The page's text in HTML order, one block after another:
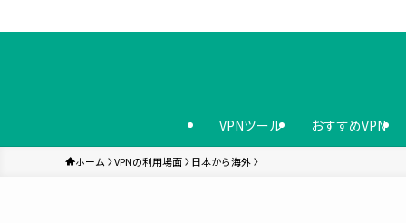
VPNツール おすすめVPN
ホーム VPNの利用場面 日本から海外